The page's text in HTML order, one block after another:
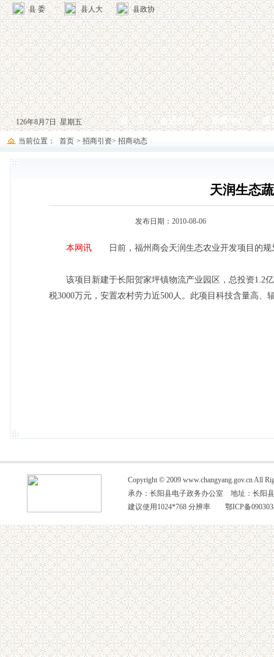
县 委 县人大 县政协
126年8月7日 星期五 首 页 走进长阳 新闻中心 政
当前位置： 首页 > 招商引资> 招商动态
天润生态
发布日期：2010-08-06
本网讯 日前，福州商会天润生态农业开发项目的规
该项目新建于长阳贺家坪镇物流产业园区，总投资1.2亿
税3000万元，安置农村劳力近500人。此项目科技含量高
Copyright © 2009 www.changyang.gov.cn
承办：长阳县电子政务办公室 地址：长阳
建议使用1024*768 分辨率 鄂ICP备